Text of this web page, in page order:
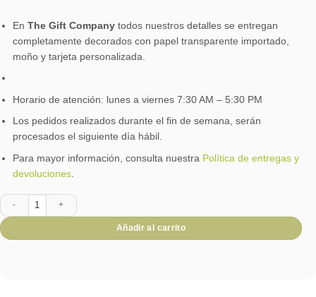
En The Gift Company todos nuestros detalles se entregan
completamente decorados con papel transparente importado,
moño y tarjeta personalizada.
Horario de atención: lunes a viernes 7:30 AM – 5:30 PM
Los pedidos realizados durante el fin de semana, serán
procesados el siguiente día hábil.
Para mayor información, consulta nuestra Política de entregas y
devoluciones
Ancheta Baúl Gourmet cantidad
Añadir al carrito